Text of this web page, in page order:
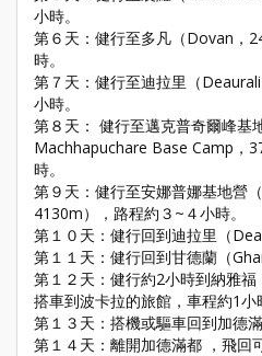
小時。
第６天：健行至多凡（Dovan，
時。
第７天：健行至迪拉里（
小時。
第８天： 健行至邁克普奇爾峰基
Machhapuchare Base Camp，
時。
第９天：健行至安娜普娜基地營
4130m），路程約３~４小時。
第１０天：健行回到迪拉里（
第１１天：健行回到甘德蘭（
第１２天：健行約2小時到納雅
搭車到波卡拉的旅館，車程約1小
第１３天：搭機或驅車回到加德滿
第１４天：離開加德滿都 ，飛回